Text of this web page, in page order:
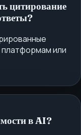
цитирование
платформам или
в AI?